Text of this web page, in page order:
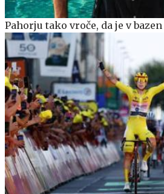
Pahorju tako vroče, da je v